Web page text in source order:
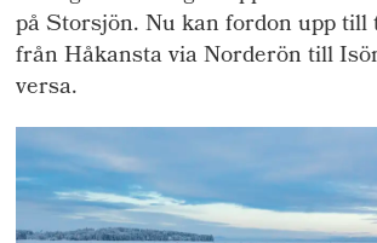
på Storsjön. Nu kan fordon upp till
från Håkansta via Norderön till
versa.